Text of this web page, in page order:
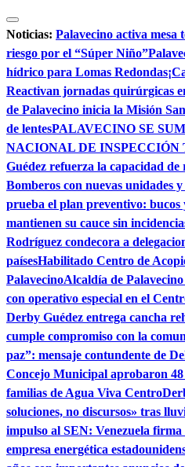
Saltar
al
contenido
Noticias: Palavecino activa mesa
riesgo por el “Súper Niño”
hídrico para Lomas Redondas
Reactivan jornadas quirúrgicas
de Palavecino inicia la Misión
de lentesPALAVECINO SE
NACIONAL DE INSPECCIÓN
Guédez refuerza la capacidad de
Bomberos con nuevas unidades
prueba el plan preventivo: bucos
mantienen su cauce sin
Rodríguez condecora a
paísesHabilitado Centro de
PalavecinoAlcaldía de
con operativo especial en el
Derby Guédez entrega cancha
cumple compromiso con la
paz”: mensaje contundente de
Concejo Municipal aprobaron
familias de Agua Viva Centro
soluciones, no discursos» tras
impulso al SEN: Venezuela firma
empresa energética